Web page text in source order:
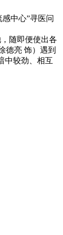
中心”寻医问
随即便使出各
德亮 饰）遇到
中较劲、相互